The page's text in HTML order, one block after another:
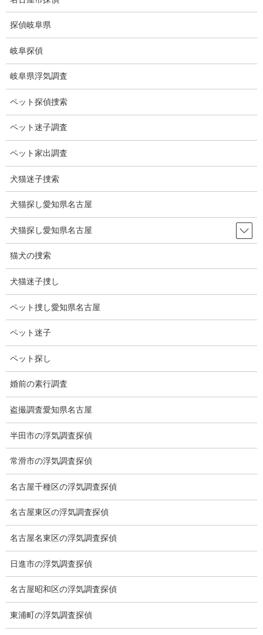
に
動
ョ
に
動
ブログ
HOME ブログ
2025-09-03
ブログ
太陽が3つある星
太陽が３つある惑星を発見。
3つの太陽を持つことが発見されたのは、685光年離れた獅子座に
位置する惑星「KELT-4Ab」。
１つの季節が１００年以上続いたり、昼間が１００年続いたり、
影が３つの時もある。
人間が住むには不可能そうですね。
カテゴリー ブログ
前の記事
ラジオ体操
ブログ
世界陸上２０２５東京
探偵岐阜県
岐阜探偵
岐阜県浮気調査
ペット探偵捜索
ペット迷子調査
ペット家出調査
犬猫迷子捜索
犬猫探し愛知県名古屋
犬猫探し愛知県名古屋
猫犬の捜索
犬猫迷子捜し
ペット捜し愛知県名古屋
ペット迷子
ペット探し
婚前の素行調査
盗撮調査愛知県名古屋
半田市の浮気調査探偵
常滑市の浮気調査探偵
名古屋千種区の浮気調査探偵
名古屋東区の浮気調査探偵
名古屋名東区の浮気調査探偵
日進市の浮気調査探偵
名古屋昭和区の浮気調査探偵
東浦町の浮気調査探偵